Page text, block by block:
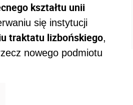
kształtu unii
się instytucji
traktatu lizbońskiego,
nowego podmiotu